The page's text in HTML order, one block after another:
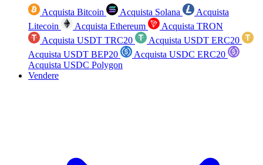
Acquista Bitcoin Acquista Solana
Acquista
Litecoin
Acquista Ethereum
Acquista TRON
Acquista USDT TRC20
Acquista USDT ERC20
Acquista USDT BEP20
Acquista USDC ERC20
Acquista USDC Polygon
Vendere